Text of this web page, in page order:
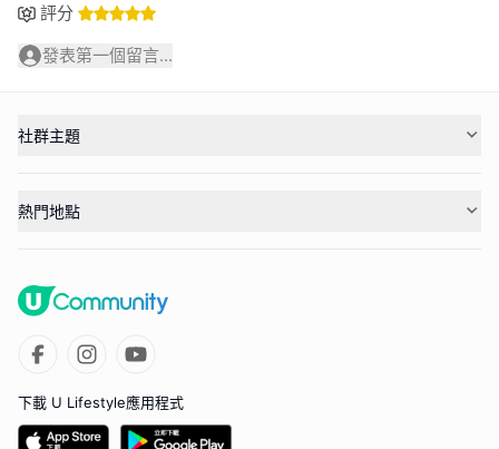
評分
發表第一個留言...
社群主題
熱門地點
下載 U Lifestyle應用程式